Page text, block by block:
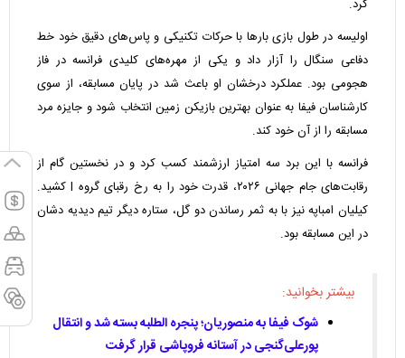
کرد.
اولیسه در طول بازی بارها با حرکات تکنیکی و پاس‌های دقیق خود خط
دفاعی سنگال را آزار داد و یکی از مهره‌های کلیدی فرانسه در فاز
هجومی بود. عملکرد درخشان او باعث شد در پایان مسابقه، از سوی
کارشناسان فیفا به عنوان بهترین بازیکن زمین انتخاب شود و جایزه مرد
مسابقه را از آن خود کند.
فرانسه با این برد سه امتیاز ارزشمند کسب کرد و در نخستین گام از
رقابت‌های جام جهانی ۲۰۲۶، قدرت خود را به رخ رقبای گروه I کشید.
کیلیان امباپه نیز با به ثمر رساندن دو گل، ستاره دیگر تیم دیدیه دشان
در این مسابقه بود.
بیشتر بخوانید:
شوک فیفا به منصوریان؛ پنجره الطلبه بسته شد و انتقال
پورعلی‌گنجی در آستانه فروپاشی قرار گرفت